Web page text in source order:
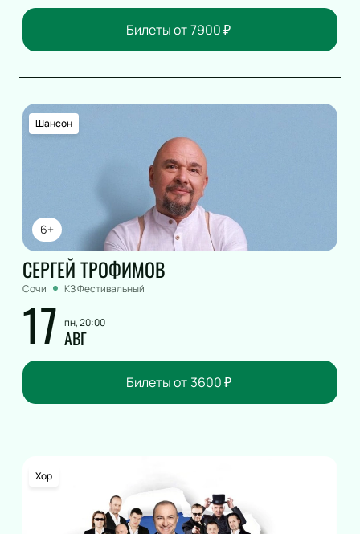
Билеты от7900₽
6+
Шансон
СЕРГЕЙ ТРОФИМОВ
Сочи КЗ Фестивальный
17 пн, 20:00
АВГ
Билеты от 3600₽
Хор